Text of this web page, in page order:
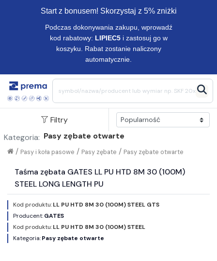
Start z bonusem! Skorzystaj z 5% zniżki
Podczas dokonywania zakupu, wprowadź
kod rabatowy: LIPIEC5 i zastosuj go w
koszyku. Rabat zostanie naliczony
automatycznie.
Filtry
Kategoria: Pasy zębate otwarte
Pasy zębate otwarte
/
Pasy zębate
/
Pasy i koła pasowe
/
Taśma zębata GATES LL PU HTD 8M 30 (100M)
STEEL LONG LENGTH PU
Kod produktu:LL PU HTD 8M 30 (100M) STEEL GTS
Producent:GATES
Kod produktu:LL PU HTD 8M 30 (100M) STEEL
Kategoria:Pasy zębate otwarte